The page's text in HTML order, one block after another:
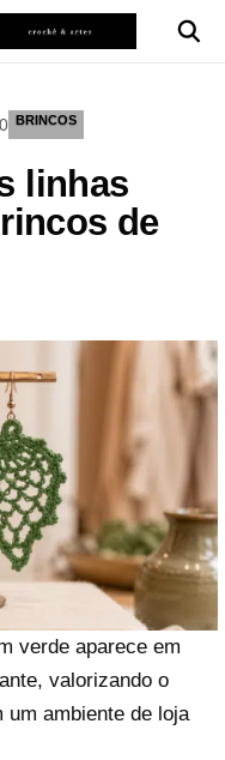
BRINCOS
linhas
de
verde aparece em
valorizando o
um ambiente de loja